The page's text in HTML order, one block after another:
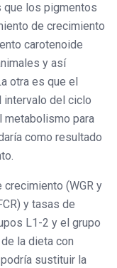
que los pigmentos
de crecimiento
carotenoide
y así
otra es que el
intervalo del ciclo
metabolismo para
como resultado
(WGR y
y tasas de
L1-2 y el grupo
la dieta con
sustituir la